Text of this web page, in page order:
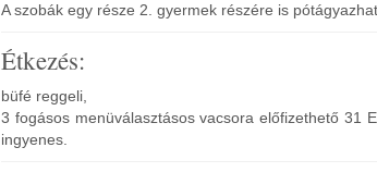
A szobák egy része 2. gyermek részére is
Étkezés:
büfé reggeli,
3 fogásos menüválasztásos vacsora előfizethető 31
ingyenes.